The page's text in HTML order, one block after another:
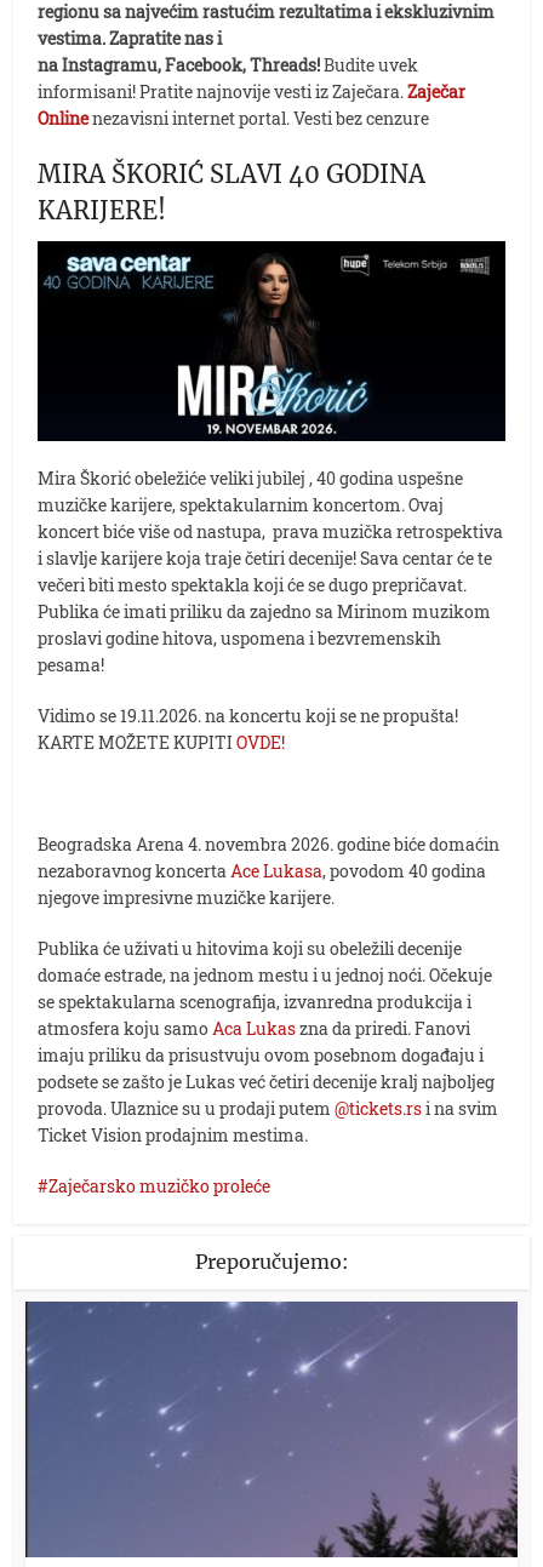
regionu sa najvećim rastućim rezultatima i ekskluzivnim
vestima. Zapratite nas i
na Instagramu, Facebook, Threads!Budite uvek
informisani! Pratite najnovije vesti iz Zaječara.Zaječar
Onlinenezavisni internet portal. Vesti bez cenzure
MIRA ŠKORIĆ SLAVI 40 GODINA
KARIJERE!
Mira Škorić obeležiće veliki jubilej , 40 godina uspešne
muzičke karijere, spektakularnim koncertom. Ovaj
koncert biće više od nastupa, prava muzička retrospektiva
i slavlje karijere koja traje četiri decenije! Sava centar će te
večeri biti mesto spektakla koji će se dugo prepričavat.
Publika će imati priliku da zajedno sa Mirinom muzikom
proslavi godine hitova, uspomena i bezvremenskih
pesama!
Vidimo se 19.11.2026. na koncertu koji se ne propušta!
KARTE MOŽETE KUPITIOVDE!
Beogradska Arena 4. novembra 2026. godine biće domaćin
nezaboravnog koncertaAce Lukasa, povodom 40 godina
njegove impresivne muzičke karijere.
Publika će uživati u hitovima koji su obeležili decenije
domaće estrade, na jednom mestu i u jednoj noći. Očekuje
se spektakularna scenografija, izvanredna produkcija i
atmosfera koju samoAca Lukaszna da priredi. Fanovi
imaju priliku da prisustvuju ovom posebnom događaju i
podsete se zašto je Lukas već četiri decenije kralj najboljeg
provoda. Ulaznice su u prodaji putem@tickets.rsi na svim
Ticket Vision prodajnim mestima.
Zaječarsko muzičko proleće
Preporučujemo: